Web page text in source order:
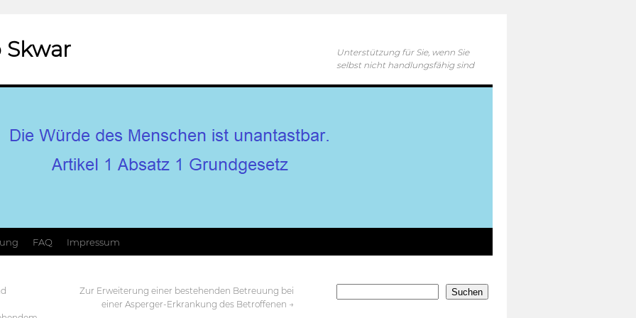
Unterstützung für Sie, wenn Sie
selbst nicht handlungsfähig sind
FAQ Impressum
Zur Erweiterung einer bestehenden Betreuung bei
einer Asperger-Erkrankung des Betroffenen →
Suchen